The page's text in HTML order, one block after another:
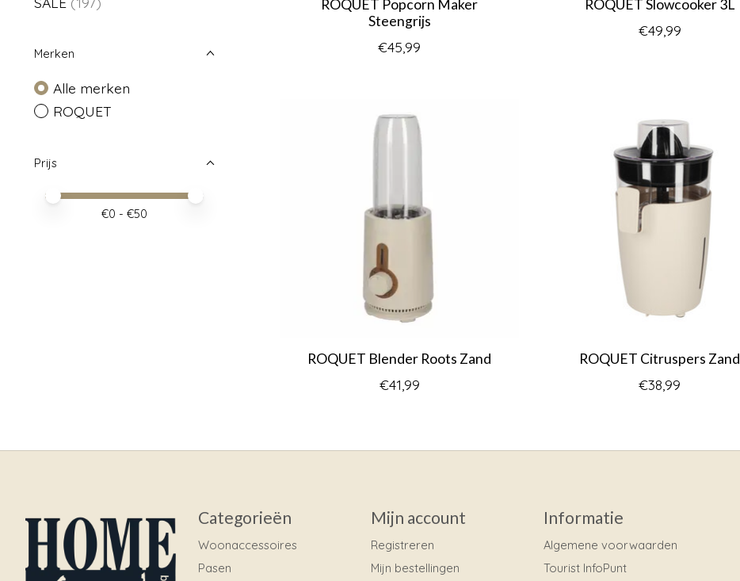
Merken
Alle merken
ROQUET
Prijs
Minimale prijswaarde
Price maximum value
€0 - €50
ROQUET Popcorn Maker
Steengrijs
€45,99
ROQUET Slowcooker 3L
€49,99
ROQUET Blender Roots Zand
€41,99
ROQUET Citruspers Zand
€38,99
Categorieën
Woonaccessoires
Pasen
Mijn account
Registreren
Mijn bestellingen
Informatie
Algemene voorwaarden
Tourist InfoPunt